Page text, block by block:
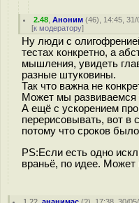
2.48 ,Аноним (46), 14:45, 31/
[к модератору]
Ну люди с
тестах конкретно, а
мышления, увидеть
разные штуковины.
Так что важна не
Может мы развиваемся
А ещё с ускорением
перерисовывать, вот в
потому что сроков
PS:Если есть одно
враньё, по идее. Может